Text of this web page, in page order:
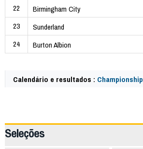
22
Birmingham City
23
Sunderland
24
Burton Albion
Calendário e resultados :
Seleções